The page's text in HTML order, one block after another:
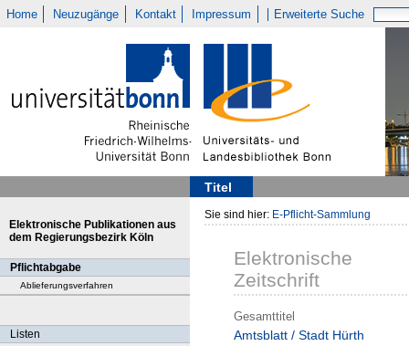
Home Neuzugänge Kontakt Impressum Erweiterte Suche
Titel
Elektronische Publikationen aus
dem Regierungsbezirk Köln
Pflichtabgabe
Ablieferungsverfahren
Listen
Sie sind hier: E-Pflicht-Sammlung
Elektronische
Zeitschrift
Gesamttitel
Amtsblatt / Stadt Hürth